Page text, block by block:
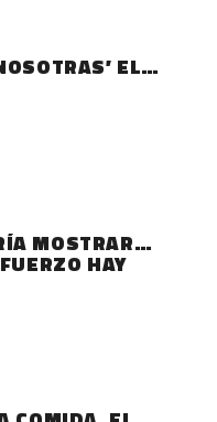
EL
MOSTRAR
HAY